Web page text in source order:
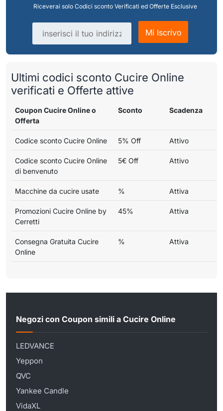
Riceverai solo Codici sconto Verificati ed Offerte Esclusive
Indirizzo email
Mi Iscrivo
Ultimi codici sconto Cucire Online
verificati e Offerte attive
Coupon Cucire Online o
Offerta
Sconto Scadenza
Codice sconto Cucire Online 5% Off Attivo
Codice sconto Cucire Online
di benvenuto
5€ Off Attivo
Macchine da cucire usate % Attiva
Promozioni Cucire Online by
Cerretti
45% Attiva
Consegna Gratuita Cucire
Online
% Attiva
Negozi con Coupon simili a Cucire Online
LEDVANCE
Yeppon
QVC
Yankee Candle
VidaXL